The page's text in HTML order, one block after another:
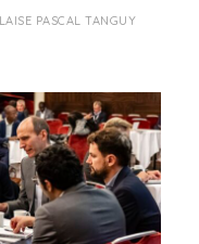
PASCAL TANGUY